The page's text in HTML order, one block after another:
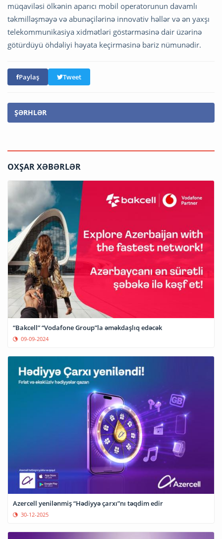
müqaviləsi ölkənin aparıcı mobil operatorunun davamlı
təkmilləşməyə və abunəçilərinə innovativ həllər və ən yaxşı
telekommunikasiya xidmətləri göstərməsinə dair üzərinə
götürdüyü öhdəliyi həyata keçirməsinə bariz nümunədir.
Paylaş Tweet
ŞƏRHLƏR
OXŞAR XƏBƏRLƏR
“Bakcell” “Vodafone Group”la əməkdaşlıq edəcək
09-09-2024
Azercell yenilənmiş “Hədiyyə çarxı”nı təqdim edir
30-12-2025